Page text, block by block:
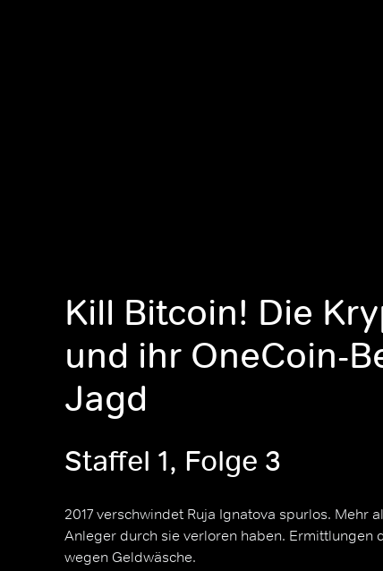
Kill Bitcoin! Die
und ihr OneCoin-
Jagd
Staffel 1, Folge 3
2017 verschwindet Ruja Ignatova spurlos. Mehr
Anleger durch sie verloren haben. Ermittlungen
wegen Geldwäsche.